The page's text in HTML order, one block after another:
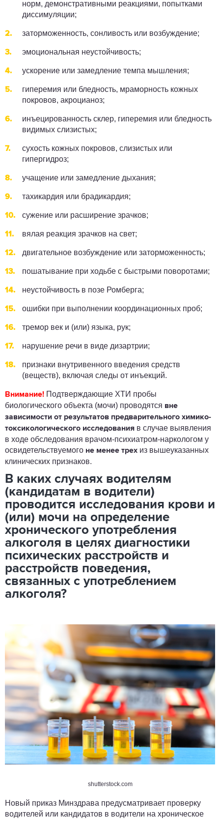
норм, демонстративными реакциями, попытками
диссимуляции;
заторможенность, сонливость или возбуждение;
эмоциональная неустойчивость;
ускорение или замедление темпа мышления;
гиперемия или бледность, мраморность кожных
покровов, акроцианоз;
инъецированность склер, гиперемия или бледность
видимых слизистых;
сухость кожных покровов, слизистых или
гипергидроз;
учащение или замедление дыхания;
тахикардия или брадикардия;
сужение или расширение зрачков;
вялая реакция зрачков на свет;
двигательное возбуждение или заторможенность;
пошатывание при ходьбе с быстрыми поворотами;
неустойчивость в позе Ромберга;
ошибки при выполнении координационных проб;
тремор век и (или) языка, рук;
нарушение речи в виде дизартрии;
признаки внутривенного введения средств
(веществ), включая следы от инъекций.
Внимание! Подтверждающие ХТИ пробы
биологического объекта (мочи) проводятся вне
зависимости от результатов предварительного химико-
токсикологического исследования в случае выявления
в ходе обследования врачом-психиатром-наркологом у
освидетельствуемого не менее трех из вышеуказанных
клинических признаков.
В каких случаях водителям
(кандидатам в водители)
проводится исследования крови и
(или) мочи на определение
хронического употребления
алкоголя в целях диагностики
психических расстройств и
расстройств поведения,
связанных с употреблением
алкоголя?
shutterstock.com
Новый приказ Минздрава предусматривает проверку
водителей или кандидатов в водители на хроническое